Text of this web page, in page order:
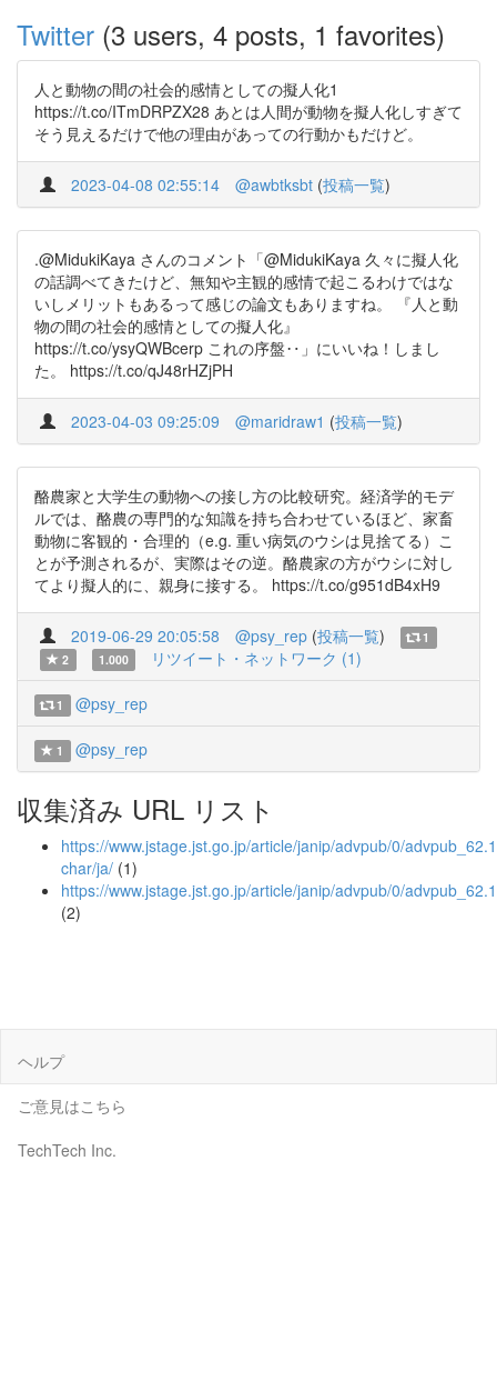
Twitter (3 users, 4 posts, 1 favorites)
人と動物の間の社会的感情としての擬人化1
https://t.co/ITmDRPZX28 あとは人間が動物を擬人化しすぎて
そう見えるだけで他の理由があっての行動かもだけど。
2023-04-08 02:55:14 @awbtksbt (投稿一覧)
.@MidukiKaya さんのコメント「@MidukiKaya 久々に擬人化
の話調べてきたけど、無知や主観的感情で起こるわけではな
いしメリットもあるって感じの論文もありますね。 『人と動
物の間の社会的感情としての擬人化』
https://t.co/ysyQWBcerp これの序盤‥」にいいね！しまし
た。 https://t.co/qJ48rHZjPH
2023-04-03 09:25:09 @maridraw1 (投稿一覧)
酪農家と大学生の動物への接し方の比較研究。経済学的モデ
ルでは、酪農の専門的な知識を持ち合わせているほど、家畜
動物に客観的・合理的（e.g. 重い病気のウシは見捨てる）こ
とが予測されるが、実際はその逆。酪農家の方がウシに対し
てより擬人的に、親身に接する。 https://t.co/g951dB4xH9
2019-06-29 20:05:58 @psy_rep (投稿一覧)
1
2
1.000 リツイート・ネットワーク (1)
1 @psy_rep
1 @psy_rep
収集済み URL リスト
https://www.jstage.jst.go.jp/article/janip/advpub/0/
char/ja/ (1)
https://www.jstage.jst.go.jp/article/janip/advpub/0/
(2)
ヘルプ
ご意見はこちら
TechTech Inc.